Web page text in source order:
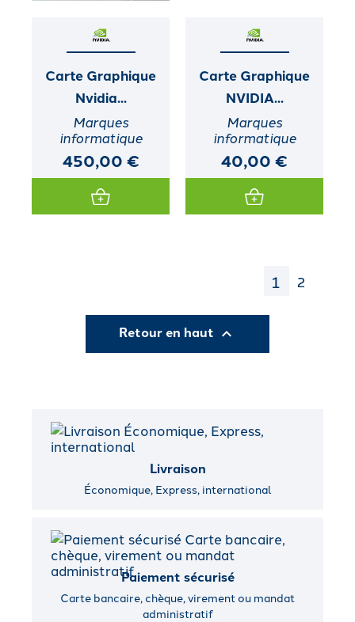
Carte Graphique
Nvidia...
Marques
informatique
450,00 €
Carte Graphique
NVIDIA...
Marques
informatique
40,00 €
1 2
Retour en haut 
Livraison
Économique, Express, international
Paiement sécurisé
Carte bancaire, chèque, virement ou mandat
administratif